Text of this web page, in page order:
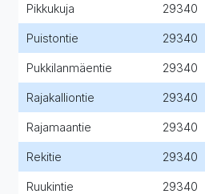
Pikkukuja 29340
Puistontie 29340
Pukkilanmäentie 29340
Rajakalliontie 29340
Rajamaantie 29340
Rekitie 29340
Ruukintie 29340